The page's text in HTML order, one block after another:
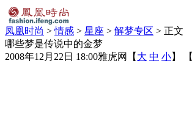
凤凰时尚 >情感 > 星座 > 解梦专区 > 正文
哪些梦是传说中的金梦
2008年12月22日 18:00雅虎网 【 大 中 小】 【